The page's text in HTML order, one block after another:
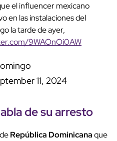
el influencer mexicano
en las instalaciones del
la tarde de ayer,
9WAOnOi0AW
11, 2024
de suarresto
deRepública Dominicanaque